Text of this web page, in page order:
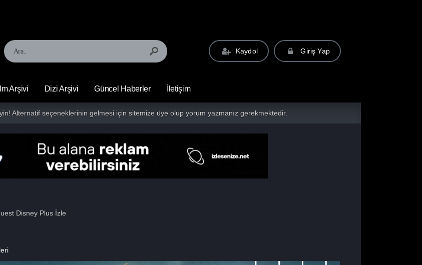
Kaydol Giriş Yap
Arşivi Dizi Arşivi Güncel Haberler İletişim
Alternatif seçeneklerinin gelmesi için sitemize üye olup yorum yazmanız gerekmektedir.
Disney Plus İzle